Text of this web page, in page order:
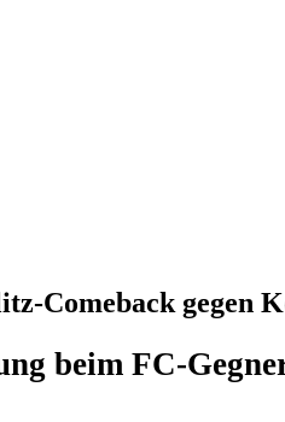
Comeback gegen
beim FC-